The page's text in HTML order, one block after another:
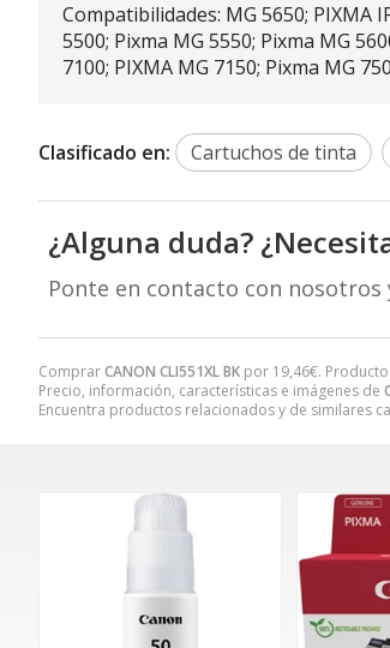
ComprarCANON CLI551XL BK por 19,46€.
Precio, información, características e imágenes de
Encuentra productos relacionados y de similares
Compatibilidades: MG 5650; PIXMA
5500; Pixma MG 5550; Pixma MG
7100; PIXMA MG 7150; Pixma MG
Clasificado en: Cartuchos de tinta
¿Alguna duda?
Ponte en contacto con nosotros